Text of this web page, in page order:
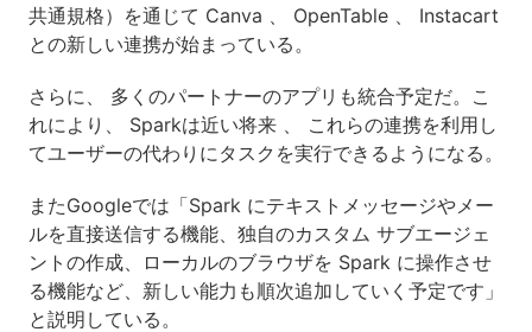
共通規格）を通じて Canva 、 OpenTable 、 Instacart
との新しい連携が始まっている。
さらに、 多くのパートナーのアプリも統合予定だ。こ
れにより、 Sparkは近い将来 、 これらの連携を利用し
てユーザーの代わりにタスクを実行できるようになる。
またGoogleでは「Spark にテキストメッセージやメー
ルを直接送信する機能、独自のカスタム サブエージェ
ントの作成、ローカルのブラウザを Spark に操作させ
る機能など、新しい能力も順次追加していく予定です」
と説明している。